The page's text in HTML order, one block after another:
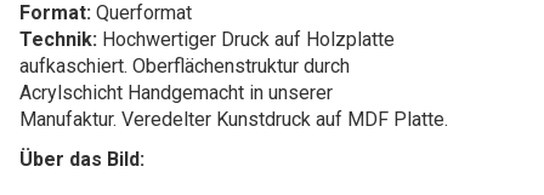
Format: Querformat
Technik: Hochwertiger Druck auf Holzplatte
aufkaschiert. Oberflächenstruktur durch
Acrylschicht Handgemacht in unserer
Manufaktur. Veredelter Kunstdruck auf MDF Platte.
Über das Bild: